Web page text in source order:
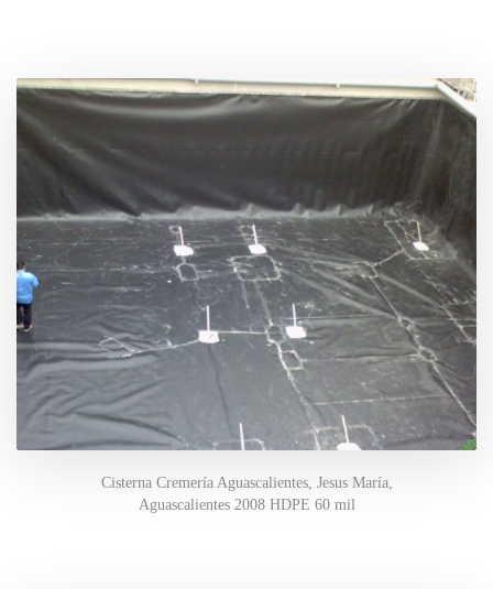
Cisterna Cremería Aguascalientes, Jesus María,
Aguascalientes 2008 HDPE 60 mil